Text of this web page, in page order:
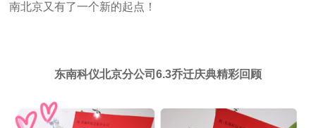
南北京又有了一个新的起点！
东南科仪北京分公司6.3乔迁庆典精彩回顾